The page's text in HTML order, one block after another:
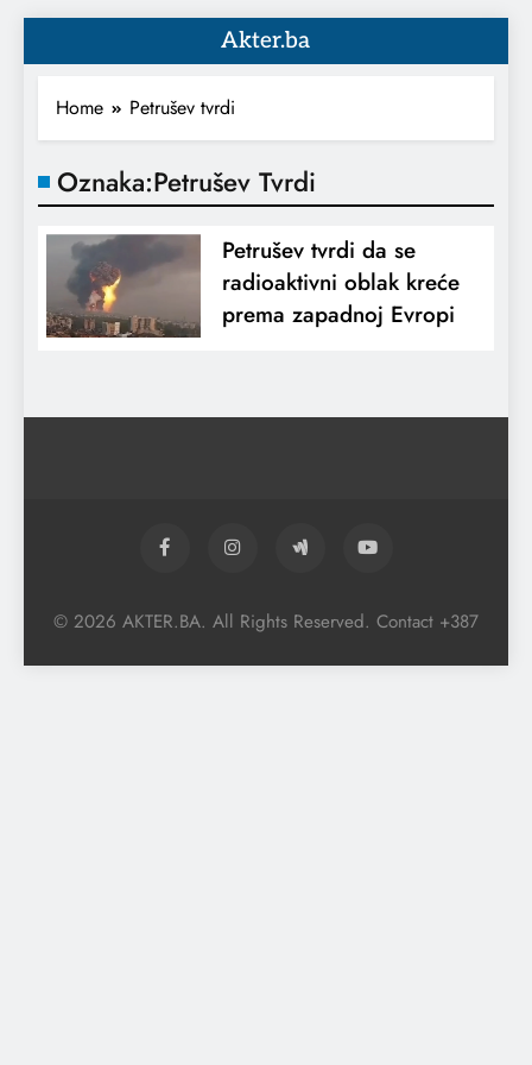
Akter.ba
Home Petrušev tvrdi
Oznaka:Petrušev Tvrdi
Petrušev tvrdi da se
radioaktivni oblak kreće
prema zapadnoj Evropi
© 2026 AKTER.BA. All Rights Reserved. Contact +387